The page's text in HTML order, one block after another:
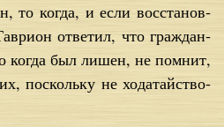
то ко­гда, и ес­ли вос­ста­нов­
от­ве­тил, что граж­дан­
ко­гда был ли­шен, не пом­нит,
по­сколь­ку не хо­да­тай­ство­